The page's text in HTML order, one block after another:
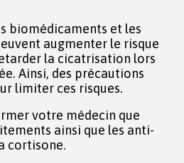
biomédicaments et les
augmenter le risque
la cicatrisation lors
Ainsi, des précautions
limiter ces risques.
votre médecin que
ainsi que les anti-
cortisone.